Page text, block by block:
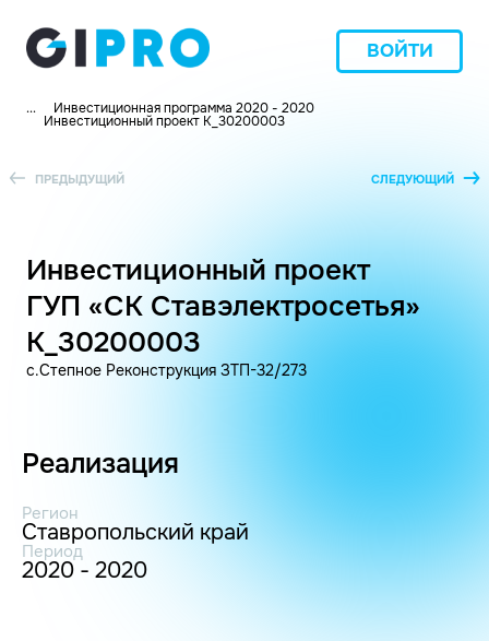
ВОЙТИ
... Инвестиционная программа 2020 - 2020
Инвестиционный проект K_30200003
ПРЕДЫДУЩИЙ СЛЕДУЮЩИЙ
Инвестиционный проект
ГУП «СК Ставэлектросетья»
K_30200003
с.Степное Реконструкция ЗТП-32/273
Реализация
Регион
Ставропольский край
Период
2020 - 2020